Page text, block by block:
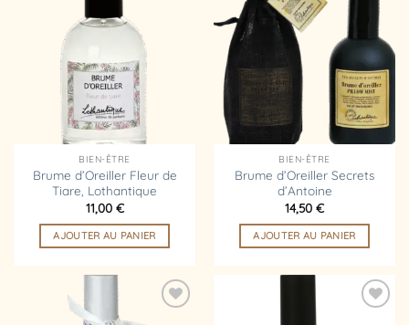
BIEN-ÊTRE
Brume d’Oreiller Fleur de
Tiare, Lothantique
11,00 €
AJOUTER AU PANIER
Ajouter
d’envies
BIEN-ÊTRE
Brume d’Oreiller Secrets
d’Antoine
14,50 €
AJOUTER AU PANIER